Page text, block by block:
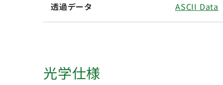
透過データ ASCII Data
光学仕様